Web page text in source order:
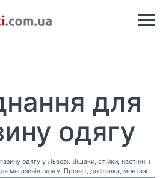
для
одягу
одягу у Львові. Вішаки, стійки, настінні і
магазинів одягу. Проект, доставка, монтаж